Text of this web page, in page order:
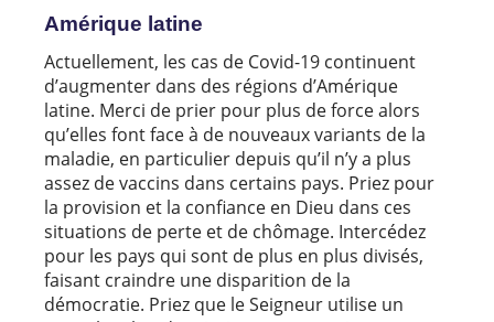
Amérique latine
Actuellement, les cas de Covid-19 continuent
d’augmenter dans des régions d’Amérique
latine. Merci de prier pour plus de force alors
qu’elles font face à de nouveaux variants de la
maladie, en particulier depuis qu’il n’y a plus
assez de vaccins dans certains pays. Priez pour
la provision et la confiance en Dieu dans ces
situations de perte et de chômage. Intercédez
pour les pays qui sont de plus en plus divisés,
faisant craindre une disparition de la
démocratie. Priez que le Seigneur utilise un